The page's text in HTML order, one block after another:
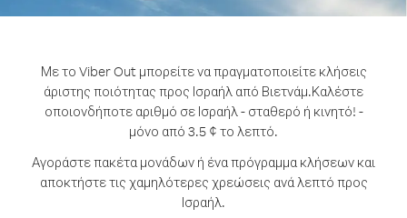
Με το Viber Out μπορείτε να πραγματοποιείτε κλήσεις
άριστης ποιότητας προς Ισραήλ από Βιετνάμ.Καλέστε
οποιονδήποτε αριθμό σε Ισραήλ - σταθερό ή κινητό! -
μόνο από 3.5 ¢ το λεπτό.
Αγοράστε πακέτα μονάδων ή ένα πρόγραμμα κλήσεων και
αποκτήστε τις χαμηλότερες χρεώσεις ανά λεπτό προς
Ισραήλ.